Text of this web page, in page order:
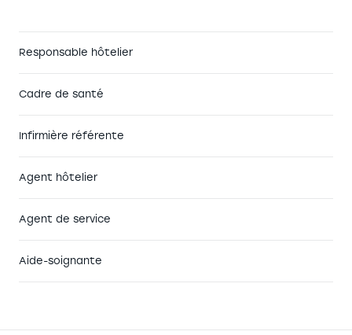
Responsable hôtelier
Cadre de santé
Infirmière référente
Agent hôtelier
Agent de service
Aide-soignante